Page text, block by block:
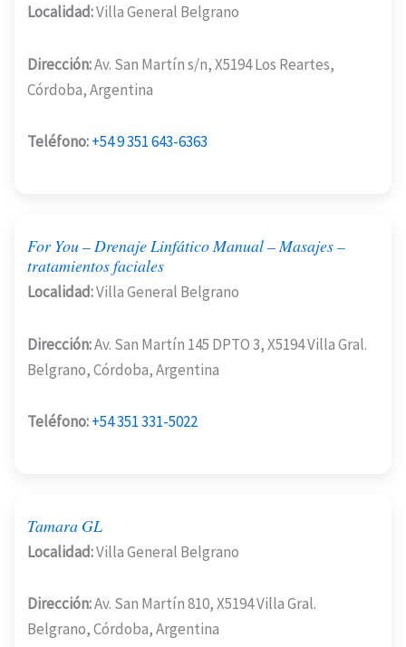
Localidad:Villa General Belgrano
Dirección:Av. San Martín s/n, X5194 Los Reartes,
Córdoba, Argentina
Teléfono:+54 9 351 643-6363
For You – Drenaje Linfático Manual – Masajes –
tratamientos faciales
Localidad:Villa General Belgrano
Dirección:Av. San Martín 145 DPTO 3, X5194 Villa Gral.
Belgrano, Córdoba, Argentina
Teléfono:+54 351 331-5022
Tamara GL
Localidad:Villa General Belgrano
Dirección:Av. San Martín 810, X5194 Villa Gral.
Belgrano, Córdoba, Argentina